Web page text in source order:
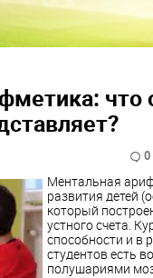
что
0
Ментальная
развития детей
который
устного счета.
способности и в
студентов есть
полушариями